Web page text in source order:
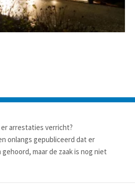
arrestaties verricht?
onlangs gepubliceerd dat er
maar de zaak is nog niet